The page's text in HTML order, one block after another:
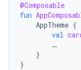
@Composable
fun
AppTheme {
val
…
}
}